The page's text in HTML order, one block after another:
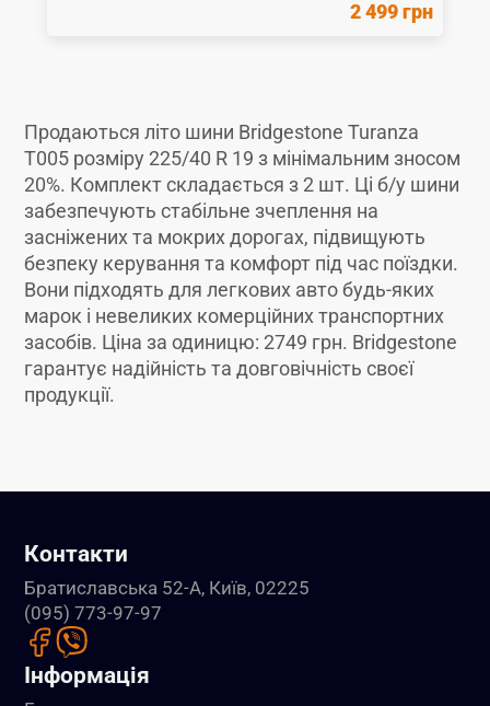
2 499 грн
Продаються літо шини Bridgestone Turanza
T005 розміру 225/40 R 19 з мінімальним зносом
20%. Комплект складається з 2 шт. Ці б/у шини
забезпечують стабільне зчеплення на
засніжених та мокрих дорогах, підвищують
безпеку керування та комфорт під час поїздки.
Вони підходять для легкових авто будь-яких
марок і невеликих комерційних транспортних
засобів. Ціна за одиницю: 2749 грн. Bridgestone
гарантує надійність та довговічність своєї
продукції.
Контакти
Братиславська 52-А, Київ, 02225
(095) 773-97-97
Інформація